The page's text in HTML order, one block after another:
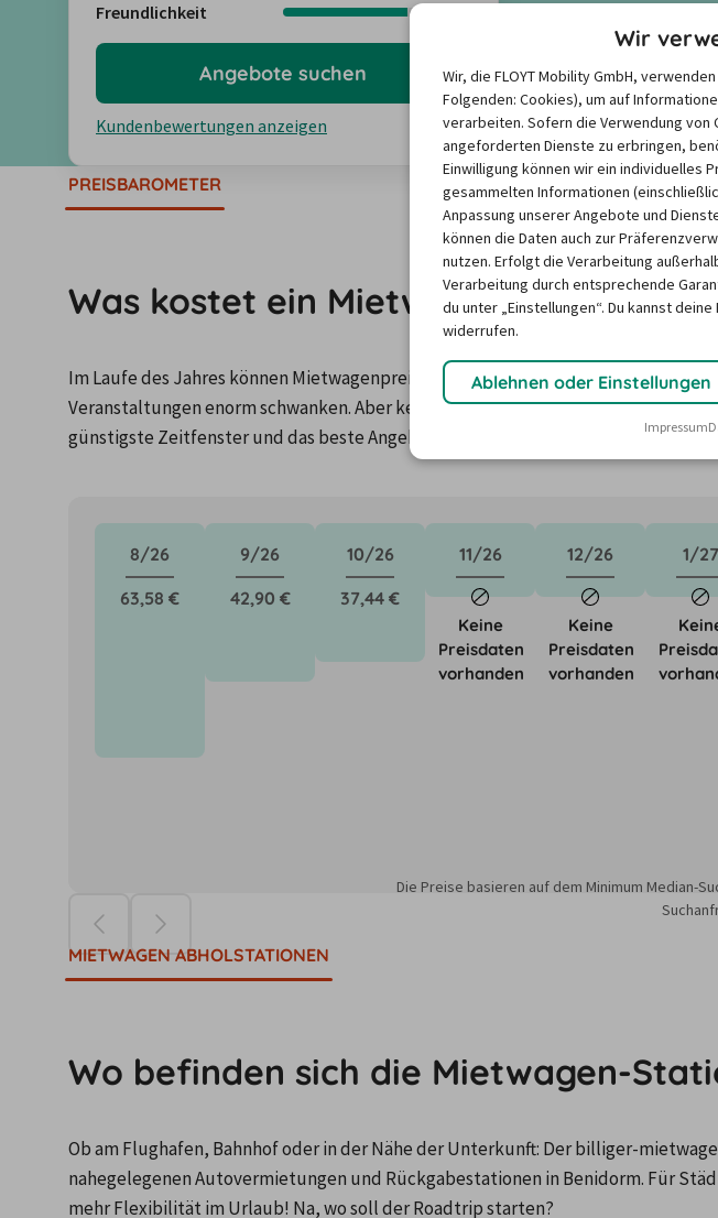
Freundlichkeit
Kundenbewertungen anzeigen
Angebote suchen
PREISBAROMETER
Was kostet ein Mietwagen in
Im Laufe des Jahres können Mietwagenpreise durch Faktoren wie saisonale
Veranstaltungen enorm schwanken. Aber keine Panik: Unser Mietwagen-
günstigste Zeitfenster und das beste Angebot für den Mietwagen zu finden -
8/26
63,58 €
9/26
42,90 €
10/26
37,44 €
11/26
Keine
Preisdaten
vorhanden
12/26
Keine
Preisdaten
vorhanden
1/27
Die Preise basieren auf dem Minimum Median-
MIETWAGEN ABHOLSTATIONEN
Wo befinden sich die Mietwagen-
Ob am Flughafen, Bahnhof oder in der Nähe der Unterkunft: Der billiger-
nahegelegenen Autovermietungen und Rückgabestationen in Benidorm. Für
mehr Flexibilität im Urlaub! Na, wo soll der Roadtrip starten?
Wir
Wir, die FLOYT Mobility GmbH,
Folgenden: Cookies), um auf
verarbeiten. Sofern die Verwendung
angeforderten Dienste zu erbringen,
Einwilligung können wir ein individuelles
gesammelten Informationen
Anpassung unserer Angebote und
können die Daten auch zur
nutzen. Erfolgt die Verarbeitung
Verarbeitung durch entsprechende
du unter „Einstellungen“. Du kannst
widerrufen.
Ablehnen oder Einstellungen
Impressum